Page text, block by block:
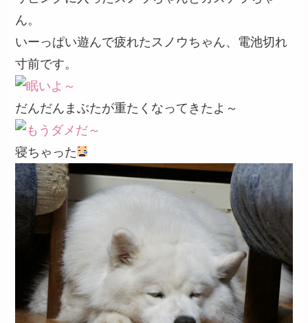
ん。
いーっぱい遊んで疲れたスノウちゃん、電池切れ
寸前です。
だんだんまぶたが重たくなってきたよ～
寝ちゃった